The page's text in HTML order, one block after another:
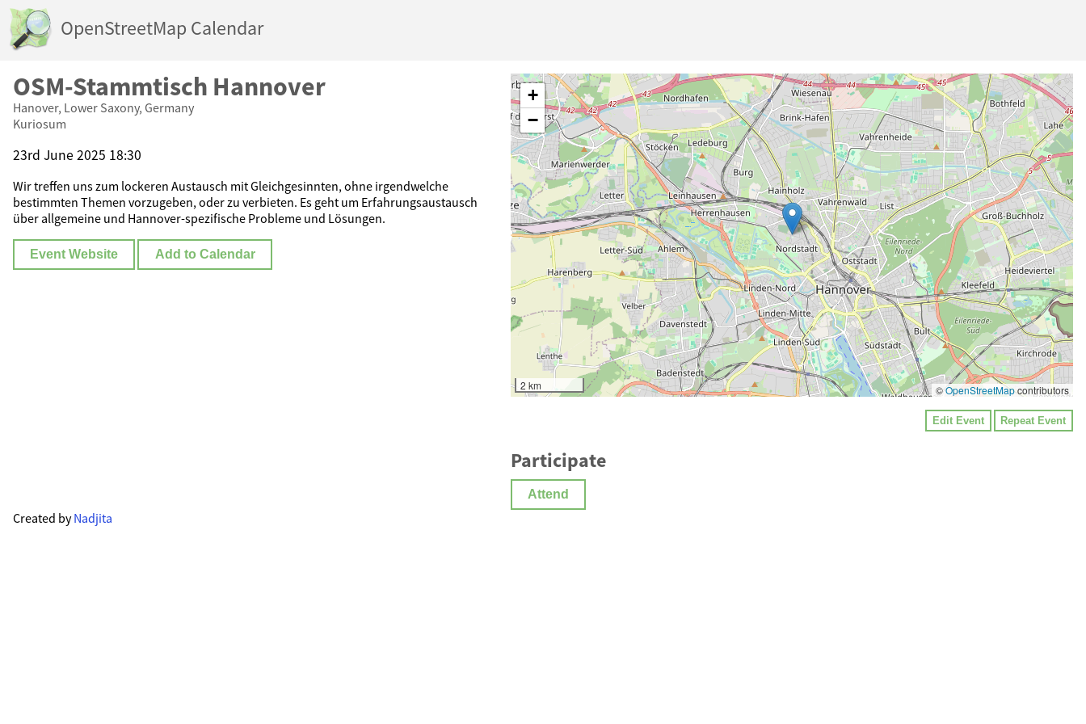
OpenStreetMap Calendar
OSM-Stammtisch Hannover
Hanover, Lower Saxony, Germany
Kuriosum
23rd June 2025 18:30
Wir treffen uns zum lockeren Austausch mit Gleichgesinnten, ohne irgendwelche
bestimmten Themen vorzugeben, oder zu verbieten. Es geht um Erfahrungsaustausch
über allgemeine und Hannover-spezifische Probleme und Lösungen.
Event Website Add to Calendar
+
−
2 km ©OpenStreetMapcontributors
Edit Event Repeat Event
Participate
Attend
Created byNadjita